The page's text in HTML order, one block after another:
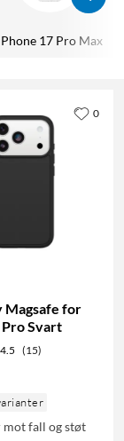
17 Pro Max
Magsafe for
Svart
4.5 (15)
mot fall og støt
0